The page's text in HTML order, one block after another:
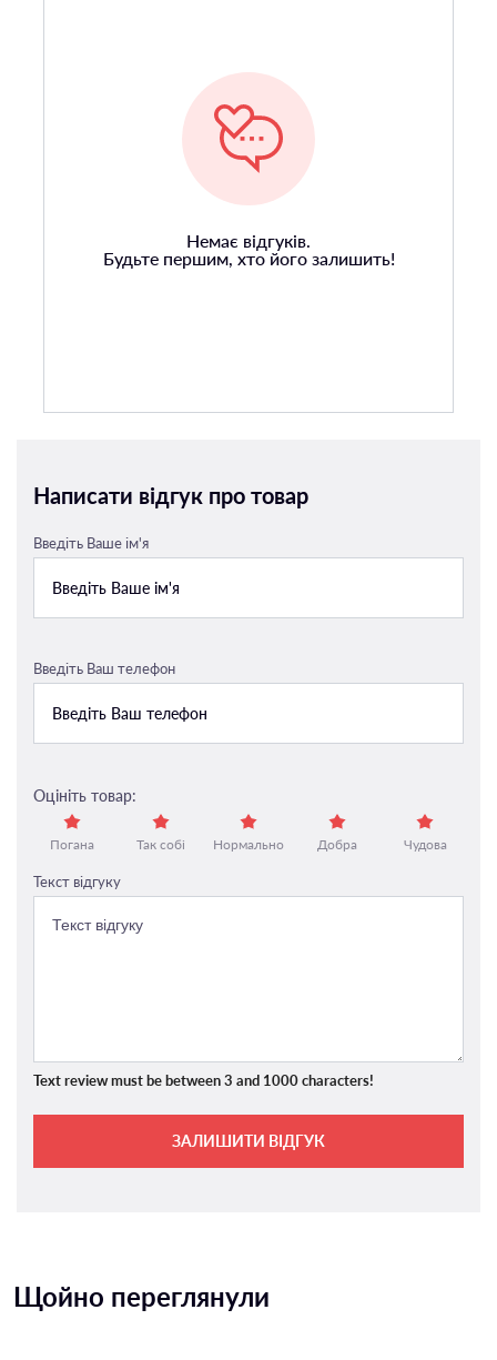
Немає відгуків.
Будьте першим, хто його залишить!
Написати відгук про товар
Введіть Ваше ім'я
Введіть Ваш телефон
Оцініть товар:
Погана Так собі Нормально Добра Чудова
Текст відгуку
Text review must be between 3 and 1000 characters!
ЗАЛИШИТИ ВІДГУК
Щойно переглянули